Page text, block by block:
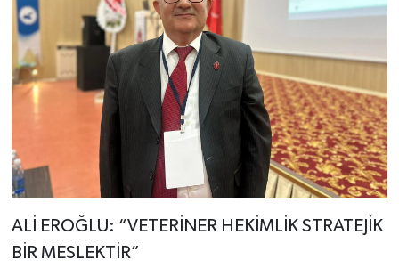
ALİ EROĞLU: “VETERİNER HEKİMLİK STRATEJİK
BİR MESLEKTİR”